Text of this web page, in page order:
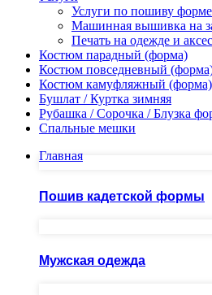
Услуги по пошиву
Машинная вышивка на
Печать на одежде и
Костюм парадный (форма)
Костюм повседневный
Костюм камуфляжный (форма)
Бушлат / Куртка зимняя
Рубашка / Сорочка / Блузка
Спальные мешки
Главная
Пошив кадетской формы
Мужская одежда